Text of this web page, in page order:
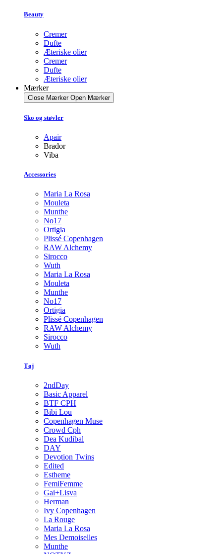
Beauty
Cremer
Dufte
Æteriske olier
Cremer
Dufte
Æteriske olier
Mærker
Close Mærker Open Mærker
Sko og støvler
Apair
Brador
Viba
Accessories
Maria La Rosa
Mouleta
Munthe
No17
Ortigia
Plissé Copenhagen
RAW Alchemy
Sirocco
Wuth
Maria La Rosa
Mouleta
Munthe
No17
Ortigia
Plissé Copenhagen
RAW Alchemy
Sirocco
Wuth
Tøj
2ndDay
Basic Apparel
BTF CPH
Bibi Lou
Copenhagen Muse
Crowd Cph
Dea Kudibal
DAY
Devotion Twins
Edited
Estheme
FemiFemme
Gai+Lisva
Herman
Ivy Copenhagen
La Rouge
Maria La Rosa
Mes Demoiselles
Munthe